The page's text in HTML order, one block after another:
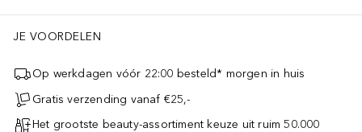
JE VOORDELEN
Op werkdagen vóór 22:00 besteld* morgen in huis
Gratis verzending vanaf €25,-
Het grootste beauty-assortiment keuze uit ruim 50.000